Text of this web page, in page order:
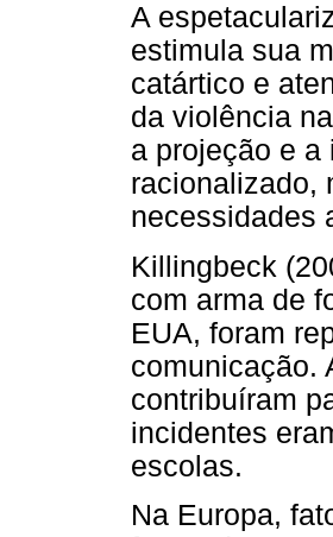
A
estimula sua
catártico e
da violência
a projeção e a
racionalizado,
necessidades
Killingbeck
com arma de
EUA, foram
comunicação.
contribuíram
incidentes
escolas.
Na Europa,